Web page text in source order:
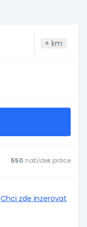
+ km
550 nabídek práce
Chci zde inzerovat